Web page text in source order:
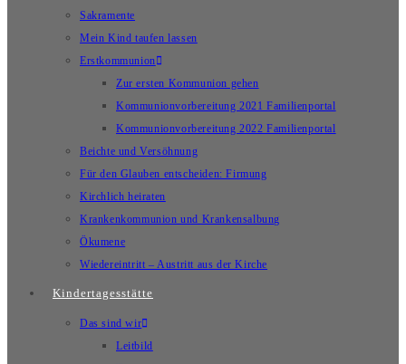
Sakramente
Mein Kind taufen lassen
Erstkommunion
Zur ersten Kommunion gehen
Kommunionvorbereitung 2021 Familienportal
Kommunionvorbereitung 2022 Familienportal
Beichte und Versöhnung
Für den Glauben entscheiden: Firmung
Kirchlich heiraten
Krankenkommunion und Krankensalbung
Ökumene
Wiedereintritt – Austritt aus der Kirche
Kindertagesstätte
Das sind wir
Leitbild